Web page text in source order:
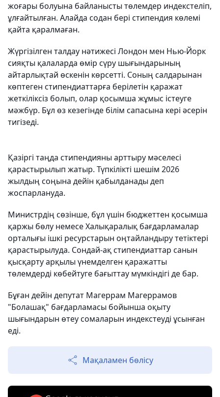
жоғары болуына байланысты төлемдер индекстеліп,
ұлғайтылған. Алайда содан бері стипендия көлемі
қайта қаралмаған.
Жүргізілген талдау нәтижесі Лондон мен Нью-Йорк
сияқты қалаларда өмір сүру шығындарының
айтарлықтай өскенін көрсетті. Соның салдарынан
көптеген стипендиаттарға берілетін қаражат
жеткіліксіз болып, олар қосымша жұмыс істеуге
мәжбүр. Бұл өз кезегінде білім сапасына кері әсерін
тигізеді.
Қазіргі таңда стипендияны арттыру мәселесі
қарастырылып жатыр. Түпкілікті шешім 2026
жылдың соңына дейін қабылданады деп
жоспарлануда.
Министрдің сөзінше, бұл үшін бюджеттен қосымша
қаржы бөлу немесе Халықаралық бағдарламалар
орталығы ішкі ресурстарын оңтайландыру тетіктері
қарастырылуда. Сондай-ақ стипендиаттар санын
қысқарту арқылы үнемделген қаражатты
төлемдерді көбейтуге бағыттау мүмкіндігі де бар.
Бұған дейін депутат Магеррам Магеррамов
"Болашақ" бағдарламасы бойынша оқыту
шығындарын өтеу сомаларын индекстеуді ұсынған
еді.
Мақаламен бөлісу